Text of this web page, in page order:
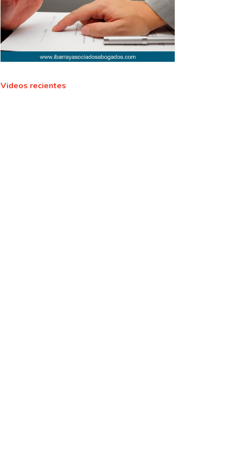
Videos recientes